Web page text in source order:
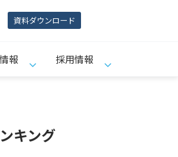
資料ダウンロード
報 採用情報
キング